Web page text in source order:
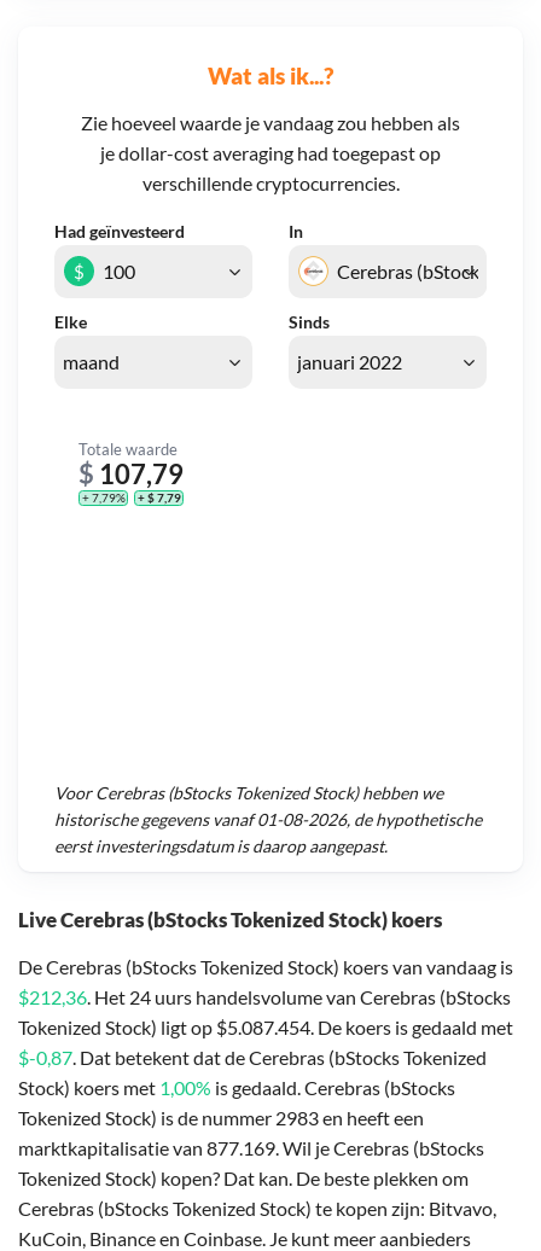
Live Cerebras (bStocks Tokenized Stock) koers
De Cerebras (bStocks Tokenized Stock) koers van vandaag is
$212,36. Het 24 uurs handelsvolume van Cerebras (bStocks
Tokenized Stock) ligt op $5.087.454. De koers is gedaald met
$-0,87. Dat betekent dat de Cerebras (bStocks Tokenized
Stock) koers met 1,00% is gedaald. Cerebras (bStocks
Tokenized Stock) is de nummer 2983 en heeft een
marktkapitalisatie van 877.169. Wil je Cerebras (bStocks
Tokenized Stock) kopen? Dat kan. De beste plekken om
Cerebras (bStocks Tokenized Stock) te kopen zijn: Bitvavo,
KuCoin, Binance en Coinbase. Je kunt meer aanbieders
Wat als ik...?
Zie hoeveel waarde je vandaag zou hebben als
je dollar-cost averaging had toegepast op
verschillende cryptocurrencies.
Had geïnvesteerd In
Elke Sinds
$
Totale waarde
$ 107,79
+ 7,79% + $ 7,79
VoorCerebras (bStocks Tokenized Stock)hebben we
historische gegevens vanaf01-08-2026, de hypothetische
eerst investeringsdatum is daarop aangepast.